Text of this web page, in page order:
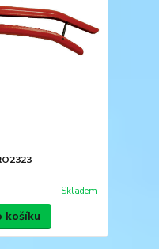
Skladem
košíku